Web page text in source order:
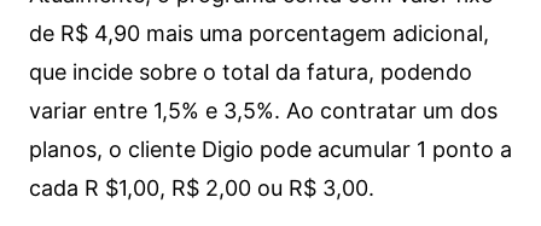
de R$ 4,90 mais uma porcentagem adicional,
que incide sobre o total da fatura, podendo
variar entre 1,5% e 3,5%. Ao contratar um dos
planos, o cliente Digio pode acumular 1 ponto a
cada R $1,00, R$ 2,00 ou R$ 3,00.